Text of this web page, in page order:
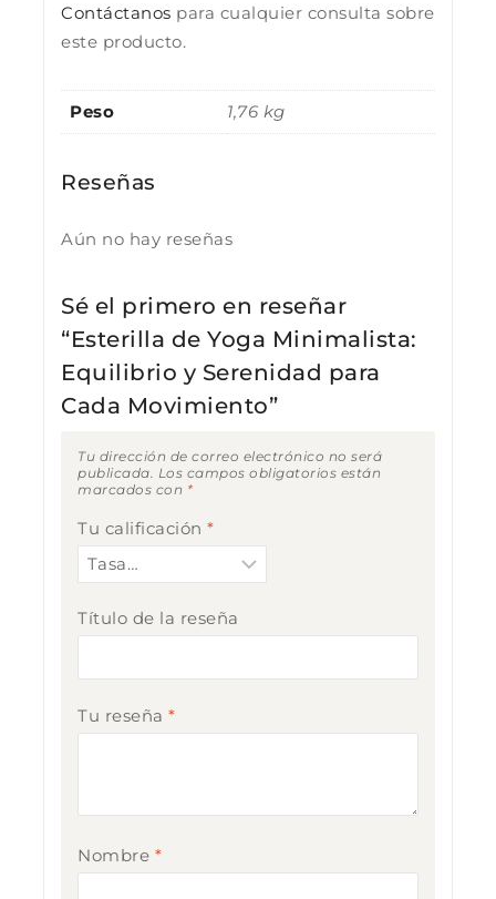
Contáctanos para cualquier consulta sobre
este producto.
Peso 1,76 kg
Reseñas
Aún no hay reseñas
Sé el primero en reseñar
“Esterilla de Yoga Minimalista:
Equilibrio y Serenidad para
Cada Movimiento”
Tu dirección de correo electrónico no será
publicada. Los campos obligatorios están
marcados con *
Tu calificación *
Título de la reseña
Tu reseña *
Nombre *